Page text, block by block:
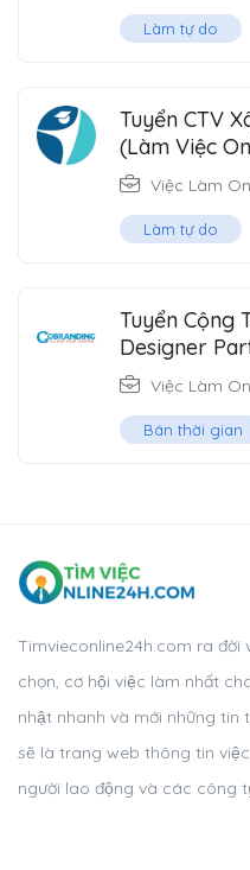
Làm tự do
Tuyển CTV
(Làm Việc
Việc Làm
Làm tự do
Tuyển Cộng
Designer
Việc Làm
Bán thời gian
Timvieconline24h.com ra đời
chọn, cơ hội việc làm nhất
nhật nhanh và mới những tin
sẽ là trang web thông tin
người lao động và các công